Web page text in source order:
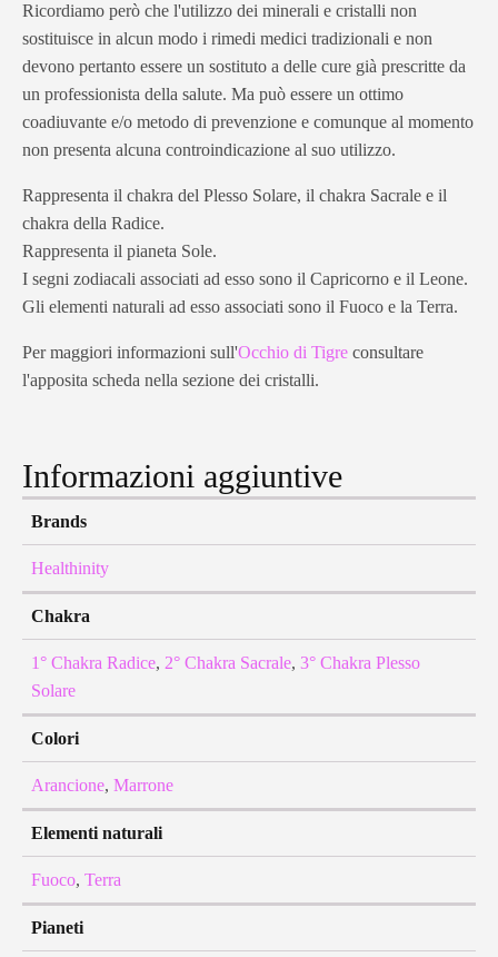
Ricordiamo però che l'utilizzo dei minerali e cristalli non
sostituisce in alcun modo i rimedi medici tradizionali e non
devono pertanto essere un sostituto a delle cure già prescritte da
un professionista della salute. Ma può essere un ottimo
coadiuvante e/o metodo di prevenzione e comunque al momento
non presenta alcuna controindicazione al suo utilizzo.
Rappresenta il chakra del Plesso Solare, il chakra Sacrale e il
chakra della Radice.
Rappresenta il pianeta Sole.
I segni zodiacali associati ad esso sono il Capricorno e il Leone.
Gli elementi naturali ad esso associati sono il Fuoco e la Terra.
Per maggiori informazioni sull'Occhio di Tigre consultare
l'apposita scheda nella sezione dei cristalli.
Informazioni aggiuntive
Brands
Healthinity
Chakra
1° Chakra Radice, 2° Chakra Sacrale, 3° Chakra Plesso
Solare
Colori
Arancione, Marrone
Elementi naturali
Fuoco, Terra
Pianeti